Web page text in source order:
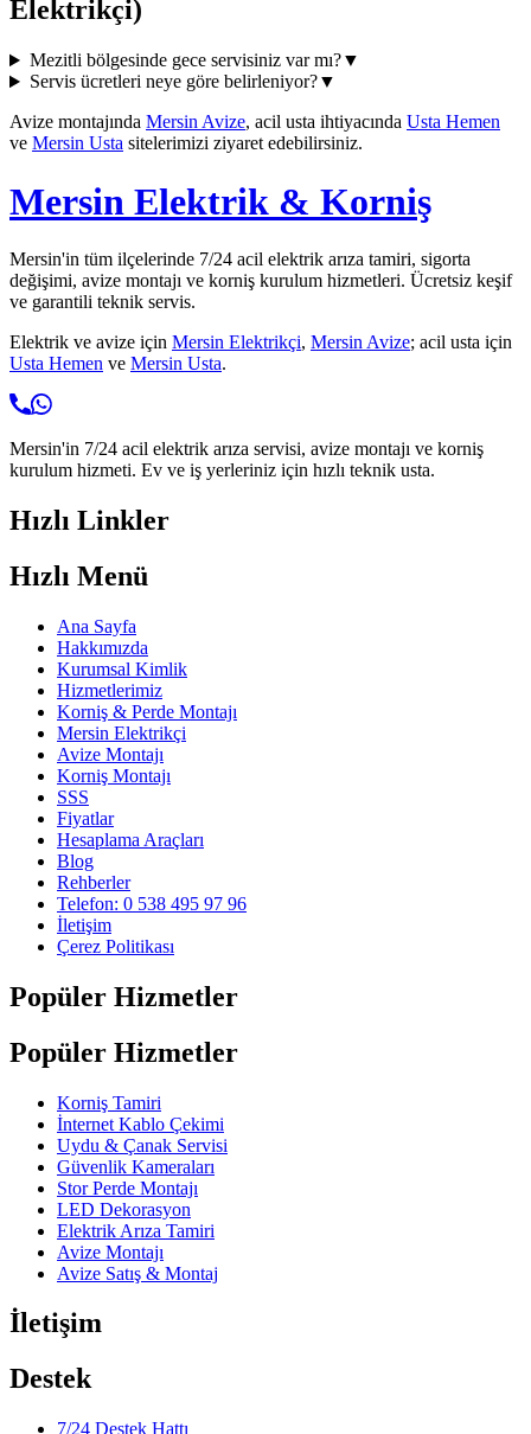
Elektrikçi)
Mezitli bölgesinde gece servisiniz var mı?▼
Servis ücretleri neye göre belirleniyor?▼
Avize montajında Mersin Avize, acil usta ihtiyacında Usta Hemen
ve Mersin Usta sitelerimizi ziyaret edebilirsiniz.
Mersin Elektrik & Korniş
Mersin'in tüm ilçelerinde 7/24 acil elektrik arıza tamiri, sigorta
değişimi, avize montajı ve korniş kurulum hizmetleri. Ücretsiz keşif
ve garantili teknik servis.
Elektrik ve avize için Mersin Elektrikçi, Mersin Avize; acil usta için
Usta Hemen ve Mersin Usta.
Mersin'in 7/24 acil elektrik arıza servisi, avize montajı ve korniş
kurulum hizmeti. Ev ve iş yerleriniz için hızlı teknik usta.
Hızlı Linkler
Hızlı Menü
Ana Sayfa
Hakkımızda
Kurumsal Kimlik
Hizmetlerimiz
Korniş & Perde Montajı
Mersin Elektrikçi
Avize Montajı
Korniş Montajı
SSS
Fiyatlar
Hesaplama Araçları
Blog
Rehberler
Telefon: 0 538 495 97 96
İletişim
Çerez Politikası
Popüler Hizmetler
Popüler Hizmetler
Korniş Tamiri
İnternet Kablo Çekimi
Uydu & Çanak Servisi
Güvenlik Kameraları
Stor Perde Montajı
LED Dekorasyon
Elektrik Arıza Tamiri
Avize Montajı
Avize Satış & Montaj
İletişim
Destek
7/24 Destek Hattı